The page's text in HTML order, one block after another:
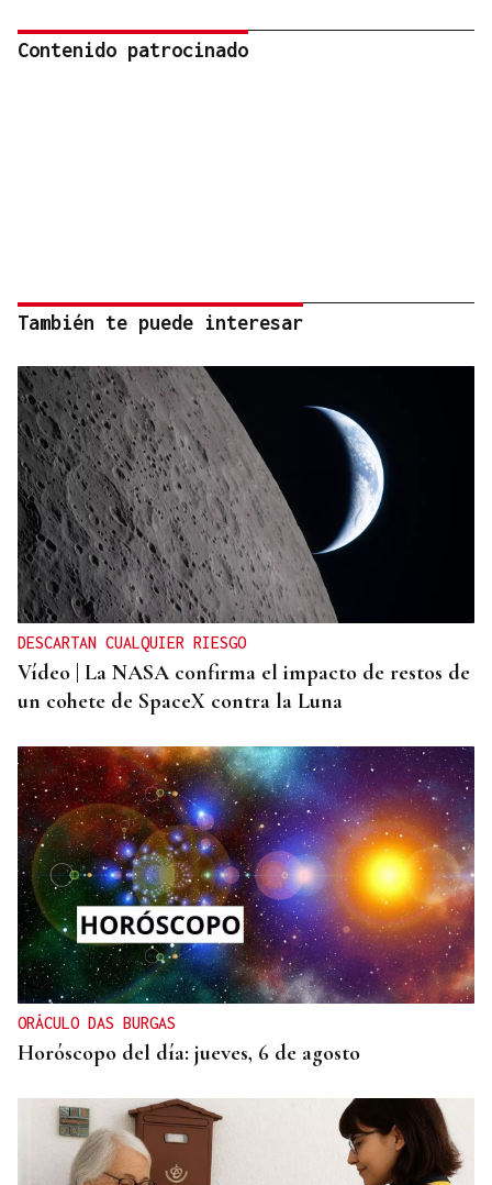
Contenido patrocinado
También te puede interesar
DESCARTAN CUALQUIER RIESGO
Vídeo | La NASA confirma el impacto de restos de
un cohete de SpaceX contra la Luna
ORÁCULO DAS BURGAS
Horóscopo del día: jueves, 6 de agosto